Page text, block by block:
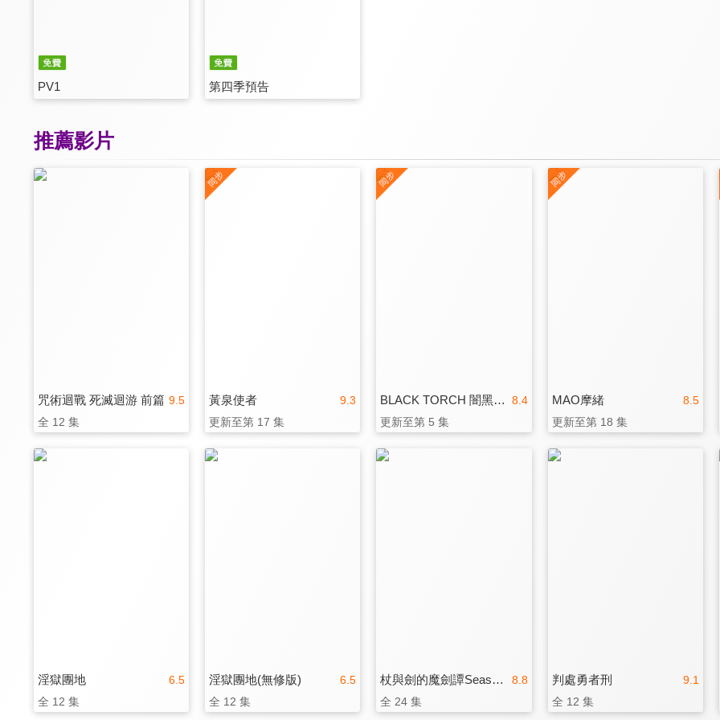
PV1 第四季預告
推薦影片
9.5
咒術迴戰 死滅迴游 前篇
全 12 集
9.3
黃泉使者
更新至第 17 集
8.4
BLACK TORCH 闇黑燈火
更新至第 5 集
8.5
MAO摩緒
更新至第 18 集
6.5
淫獄團地
全 12 集
6.5
淫獄團地(無修版)
全 12 集
8.8
杖與劍的魔劍譚Season2
全 24 集
9.1
判處勇者刑
全 12 集